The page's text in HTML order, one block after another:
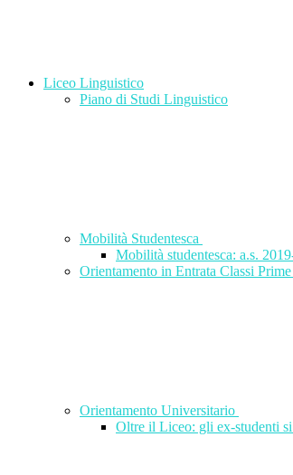
Liceo Linguistico
Piano di Studi Linguistico
Mobilità Studentesca
Mobilità studentesca: a.s.
Orientamento in Entrata Classi
Orientamento Universitario
Oltre il Liceo: gli ex-studenti